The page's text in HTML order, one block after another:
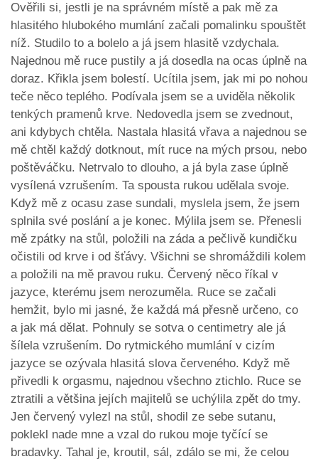
Ověřili si, jestli je na správném místě a pak mě za
hlasitého hlubokého mumlání začali pomalinku spouštět
níž. Studilo to a bolelo a já jsem hlasitě vzdychala.
Najednou mě ruce pustily a já dosedla na ocas úplně na
doraz. Křikla jsem bolestí. Ucítila jsem, jak mi po nohou
teče něco teplého. Podívala jsem se a uviděla několik
tenkých pramenů krve. Nedovedla jsem se zvednout,
ani kdybych chtěla. Nastala hlasitá vřava a najednou se
mě chtěl každý dotknout, mít ruce na mých prsou, nebo
poštěváčku. Netrvalo to dlouho, a já byla zase úplně
vysílená vzrušením. Ta spousta rukou udělala svoje.
Když mě z ocasu zase sundali, myslela jsem, že jsem
splnila své poslání a je konec. Mýlila jsem se. Přenesli
mě zpátky na stůl, položili na záda a pečlivě kundičku
očistili od krve i od šťávy. Všichni se shromáždili kolem
a položili na mě pravou ruku. Červený něco říkal v
jazyce, kterému jsem nerozuměla. Ruce se začali
hemžit, bylo mi jasné, že každá má přesně určeno, co
a jak má dělat. Pohnuly se sotva o centimetry ale já
šílela vzrušením. Do rytmického mumlání v cizím
jazyce se ozývala hlasitá slova červeného. Když mě
přivedli k orgasmu, najednou všechno ztichlo. Ruce se
ztratili a většina jejích majitelů se uchýlila zpět do tmy.
Jen červený vylezl na stůl, shodil ze sebe sutanu,
poklekl nade mne a vzal do rukou moje tyčící se
bradavky. Tahal je, kroutil, sál, zdálo se mi, že celou